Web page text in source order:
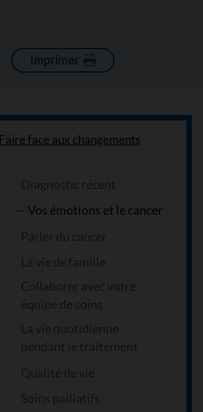
Imprimer
Faire face aux changements
Vos émotions et le cancer